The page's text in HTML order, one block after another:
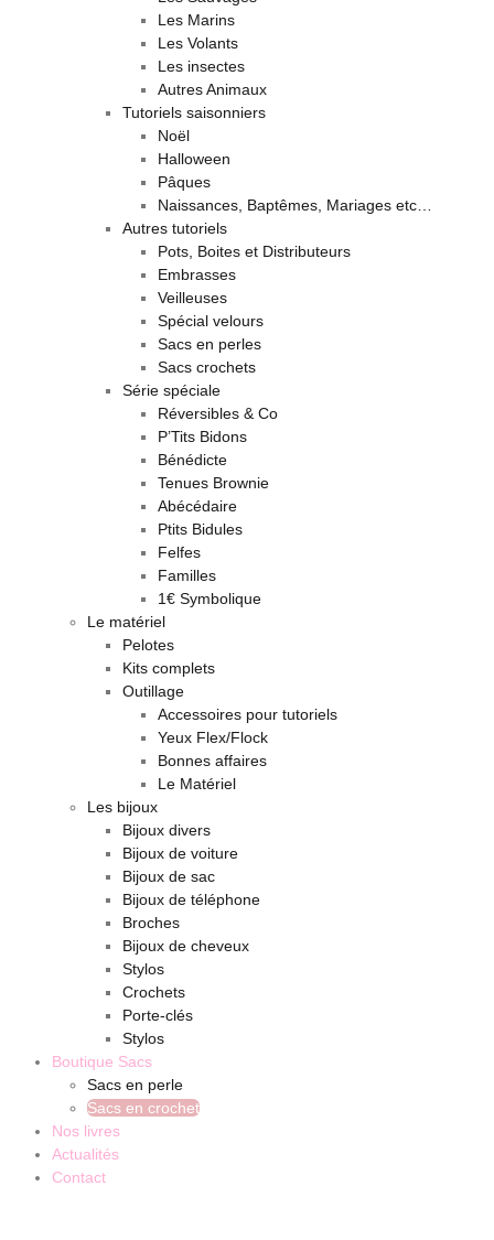
Les Marins
Les Volants
Les insectes
Autres Animaux
Tutoriels saisonniers
Noël
Halloween
Pâques
Naissances, Baptêmes, Mariages etc…
Autres tutoriels
Pots, Boites et Distributeurs
Embrasses
Veilleuses
Spécial velours
Sacs en perles
Sacs crochets
Série spéciale
Réversibles & Co
P’Tits Bidons
Bénédicte
Tenues Brownie
Abécédaire
Ptits Bidules
Felfes
Familles
1€ Symbolique
Le matériel
Pelotes
Kits complets
Outillage
Accessoires pour tutoriels
Yeux Flex/Flock
Bonnes affaires
Le Matériel
Les bijoux
Bijoux divers
Bijoux de voiture
Bijoux de sac
Bijoux de téléphone
Broches
Bijoux de cheveux
Stylos
Crochets
Porte-clés
Stylos
Boutique Sacs
Sacs en perle
Sacs en crochet
Nos livres
Actualités
Contact